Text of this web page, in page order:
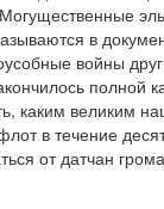
Могущественные
в
войны
полной
каким великим
в течение
от датчан